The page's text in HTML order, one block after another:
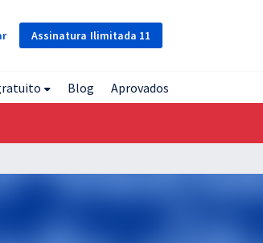
Assinatura Ilimitada 11
Blog Aprovados